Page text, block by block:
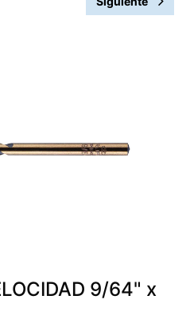
9/64" x